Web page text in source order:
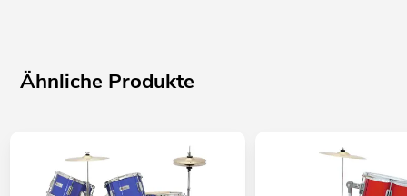
Ähnliche Produkte